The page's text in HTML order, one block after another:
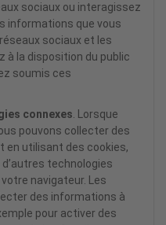
sociaux ou interagissez
informations que vous
sociaux et les
la disposition du public
soumis ces
connexes . Lorsque
pouvons collecter des
en utilisant des cookies,
technologies
navigateur. Les
des informations à
pour activer des